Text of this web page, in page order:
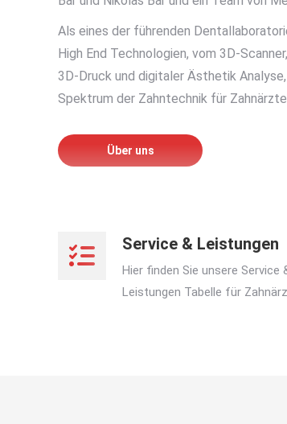
Als eines der führenden
High End Technologien, vom 3D-
3D-Druck und digitaler Ästhetik
Spektrum der Zahntechnik für
Über uns
Service & Leistungen
Hier finden Sie unsere Service
Leistungen Tabelle für